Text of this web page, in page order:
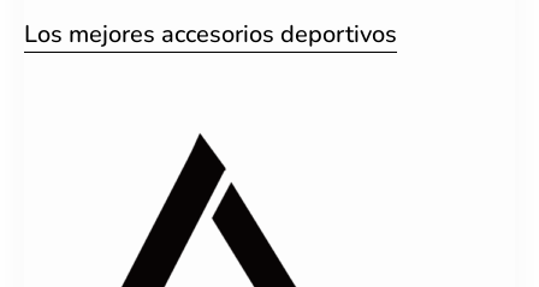
Los mejores accesorios deportivos